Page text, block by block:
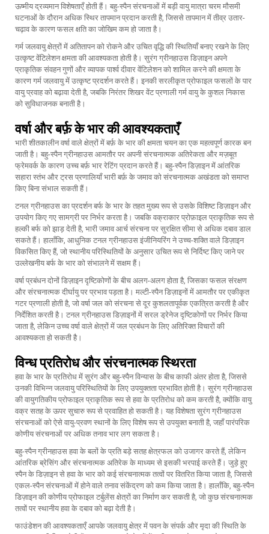
ऊष्मीय द्रव्यमान विशेषताएँ होती हैं। बहु-स्पैन संरचनाओं में बड़ी वायु मात्रा चरम मौसमी
घटनाओं के दौरान अधिक स्थिर तापमान प्रदान करती है, जिससे तापमान में तीव्र उतार-
चढ़ाव के कारण फसल क्षति का जोखिम कम हो जाता है।
गर्म जलवायु क्षेत्रों में अतितापन को रोकने और उचित वृद्धि की स्थितियाँ बनाए रखने के लिए
उत्कृष्ट वेंटिलेशन क्षमता की आवश्यकता होती है। सुरंग ग्रीनहाउस डिज़ाइन अपने
प्राकृतिक संवहन गुणों और व्यापक पार्श्व दीवार वेंटिलेशन को शामिल करने की क्षमता के
कारण गर्म जलवायु में उत्कृष्ट प्रदर्शन करते हैं। इनकी सरलीकृत प्रोफाइल फसलों के पार
वायु प्रवाह को बढ़ावा देती है, जबकि निरंतर शिखर वेंट प्रणाली गर्म वायु के कुशल निकास
को सुविधाजनक बनाती है।
वर्षा और बर्फ़ के भार की आवश्यकताएँ
भारी शीतकालीन वर्षा वाले क्षेत्रों में बर्फ़ के भार की क्षमता चयन का एक महत्वपूर्ण कारक बन
जाती है। बहु-स्पैन ग्रीनहाउस आमतौर पर अपनी संरचनात्मक अतिरेकता और मज़बूत
फ्रेमवर्क के कारण उच्च बर्फ़ भार रेटिंग प्रदान करते हैं। बहु-स्पैन डिज़ाइन में आंतरिक
सहारा स्तंभ और ट्रस प्रणालियाँ भारी बर्फ़ के जमाव को संरचनात्मक अखंडता को समाप्त
किए बिना संभाल सकती हैं।
टनल ग्रीनहाउस का प्रदर्शन बर्फ के भार के तहत मुख्य रूप से उसके विशिष्ट डिज़ाइन और
उपयोग किए गए सामग्री पर निर्भर करता है। जबकि वक्राकार प्रोफ़ाइल प्राकृतिक रूप से
हल्की बर्फ को झाड़ देती है, भारी जमाव आर्च संरचना पर सुरक्षित सीमा से अधिक दबाव डाल
सकते हैं। हालाँकि, आधुनिक टनल ग्रीनहाउस इंजीनियरिंग ने उच्च-शक्ति वाले डिज़ाइन
विकसित किए हैं, जो स्थानीय परिस्थितियों के अनुसार उचित रूप से निर्दिष्ट किए जाने पर
उल्लेखनीय बर्फ के भार को संभालने में सक्षम हैं।
वर्षा प्रबंधन दोनों डिज़ाइन दृष्टिकोणों के बीच अलग-अलग होता है, जिसका फसल संरक्षण
और संरचनात्मक दीर्घायु पर प्रभाव पड़ता है। मल्टी-स्पैन डिज़ाइनों में आमतौर पर एकीकृत
गटर प्रणाली होती है, जो वर्षा जल को संरचना से दूर कुशलतापूर्वक एकत्रित करती है और
निर्देशित करती है। टनल ग्रीनहाउस डिज़ाइनों में सरल ड्रेनेज दृष्टिकोणों पर निर्भर किया
जाता है, लेकिन उच्च वर्षा वाले क्षेत्रों में जल प्रबंधन के लिए अतिरिक्त विचारों की
आवश्यकता हो सकती है।
विन्ध प्रतिरोध और संरचनात्मक स्थिरता
हवा के भार के प्रतिरोध में सुरंग और बहु-स्पैन विन्यास के बीच काफी अंतर होता है, जिससे
उनकी विभिन्न जलवायु परिस्थितियों के लिए उपयुक्तता प्रभावित होती है। सुरंग ग्रीनहाउस
की वायुगतिकीय प्रोफाइल प्राकृतिक रूप से हवा के प्रतिरोध को कम करती है, क्योंकि वायु
वक्र सतह के ऊपर सुचारु रूप से प्रवाहित हो सकती है। यह विशेषता सुरंग ग्रीनहाउस
संरचनाओं को ऐसे वायु-प्रवण स्थानों के लिए विशेष रूप से उपयुक्त बनाती है, जहाँ पारंपरिक
कोणीय संरचनाओं पर अधिक तनाव भार लग सकता है।
बहु-स्पैन ग्रीनहाउस हवा के बलों के प्रति बड़े सतह क्षेत्रफल को उजागर करते हैं, लेकिन
आंतरिक ब्रेसिंग और संरचनात्मक अतिरेक के माध्यम से इसकी भरपाई करते हैं। जुड़े हुए
स्पैन के डिज़ाइन से हवा के भार को कई संरचनात्मक तत्वों पर वितरित किया जाता है, जिससे
एकल-स्पैन संरचनाओं में होने वाले तनाव संकेंद्रण को कम किया जाता है। हालाँकि, बहु-स्पैन
डिज़ाइन की कोणीय प्रोफाइल टर्बुलेंस क्षेत्रों का निर्माण कर सकती है, जो कुछ संरचनात्मक
तत्वों पर स्थानीय हवा के दबाव को बढ़ा देती है।
फाउंडेशन की आवश्यकताएँ आपके जलवायु क्षेत्र में पवन के संपर्क और मृदा की स्थिति के